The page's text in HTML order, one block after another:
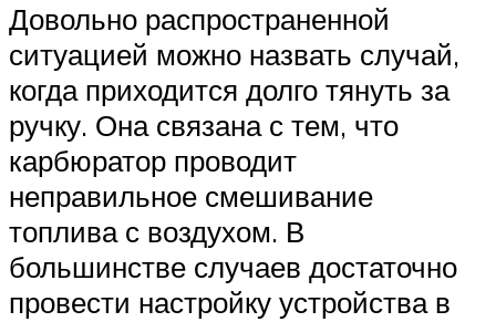
Довольно распространенной
ситуацией можно назвать случай,
когда приходится долго тянуть за
ручку. Она связана с тем, что
карбюратор проводит
неправильное смешивание
топлива с воздухом. В
большинстве случаев достаточно
провести настройку устройства в